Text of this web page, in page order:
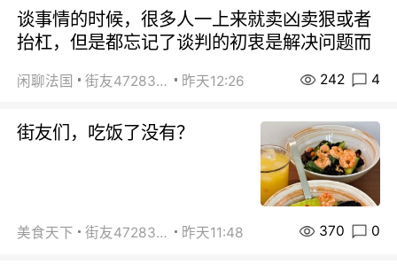
谈事情的时候，很多人一上来就卖凶卖狠或者
抬杠，但是都忘记了谈判的初衷是解决问题而
闲聊法国 街友472838572 昨天12:26 242 4
街友们，吃饭了没有？
美食天下 街友472838572 昨天11:48 370 0